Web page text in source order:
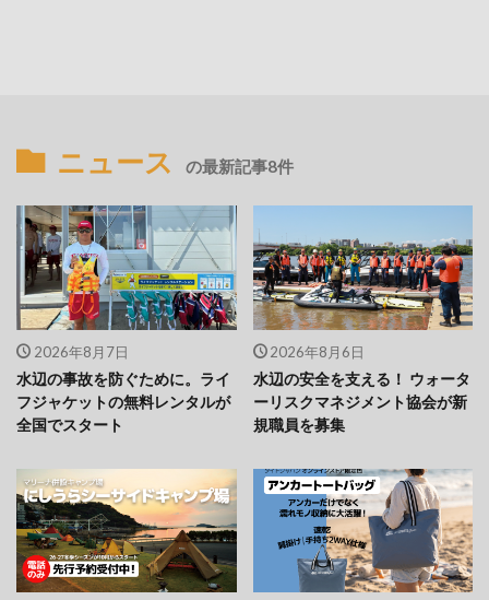
ニュース の最新記事8件
2026年8月7日
水辺の事故を防ぐために。ライ
フジャケットの無料レンタルが
全国でスタート
2026年8月6日
水辺の安全を支える！ ウォータ
ーリスクマネジメント協会が新
規職員を募集